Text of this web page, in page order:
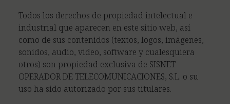
Todos los derechos de propiedad intelectual e
industrial que aparecen en este sitio web, así
como de sus contenidos (textos, logos, imágenes,
sonidos, audio, video, software y cualesquiera
otros) son propiedad exclusiva de SISNET
OPERADOR DE TELECOMUNICACIONES, S.L. o su
uso ha sido autorizado por sus titulares.